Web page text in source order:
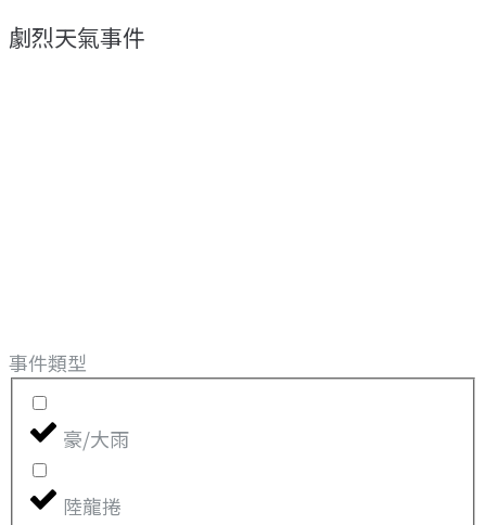
劇烈天氣事件
事件類型
豪/大雨
陸龍捲